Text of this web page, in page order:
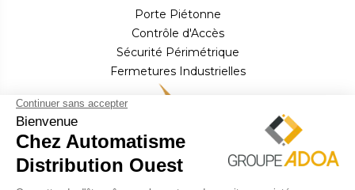
Porte Piétonne
Contrôle d'Accès
Sécurité Périmétrique
Fermetures Industrielles
Équipements de Quai